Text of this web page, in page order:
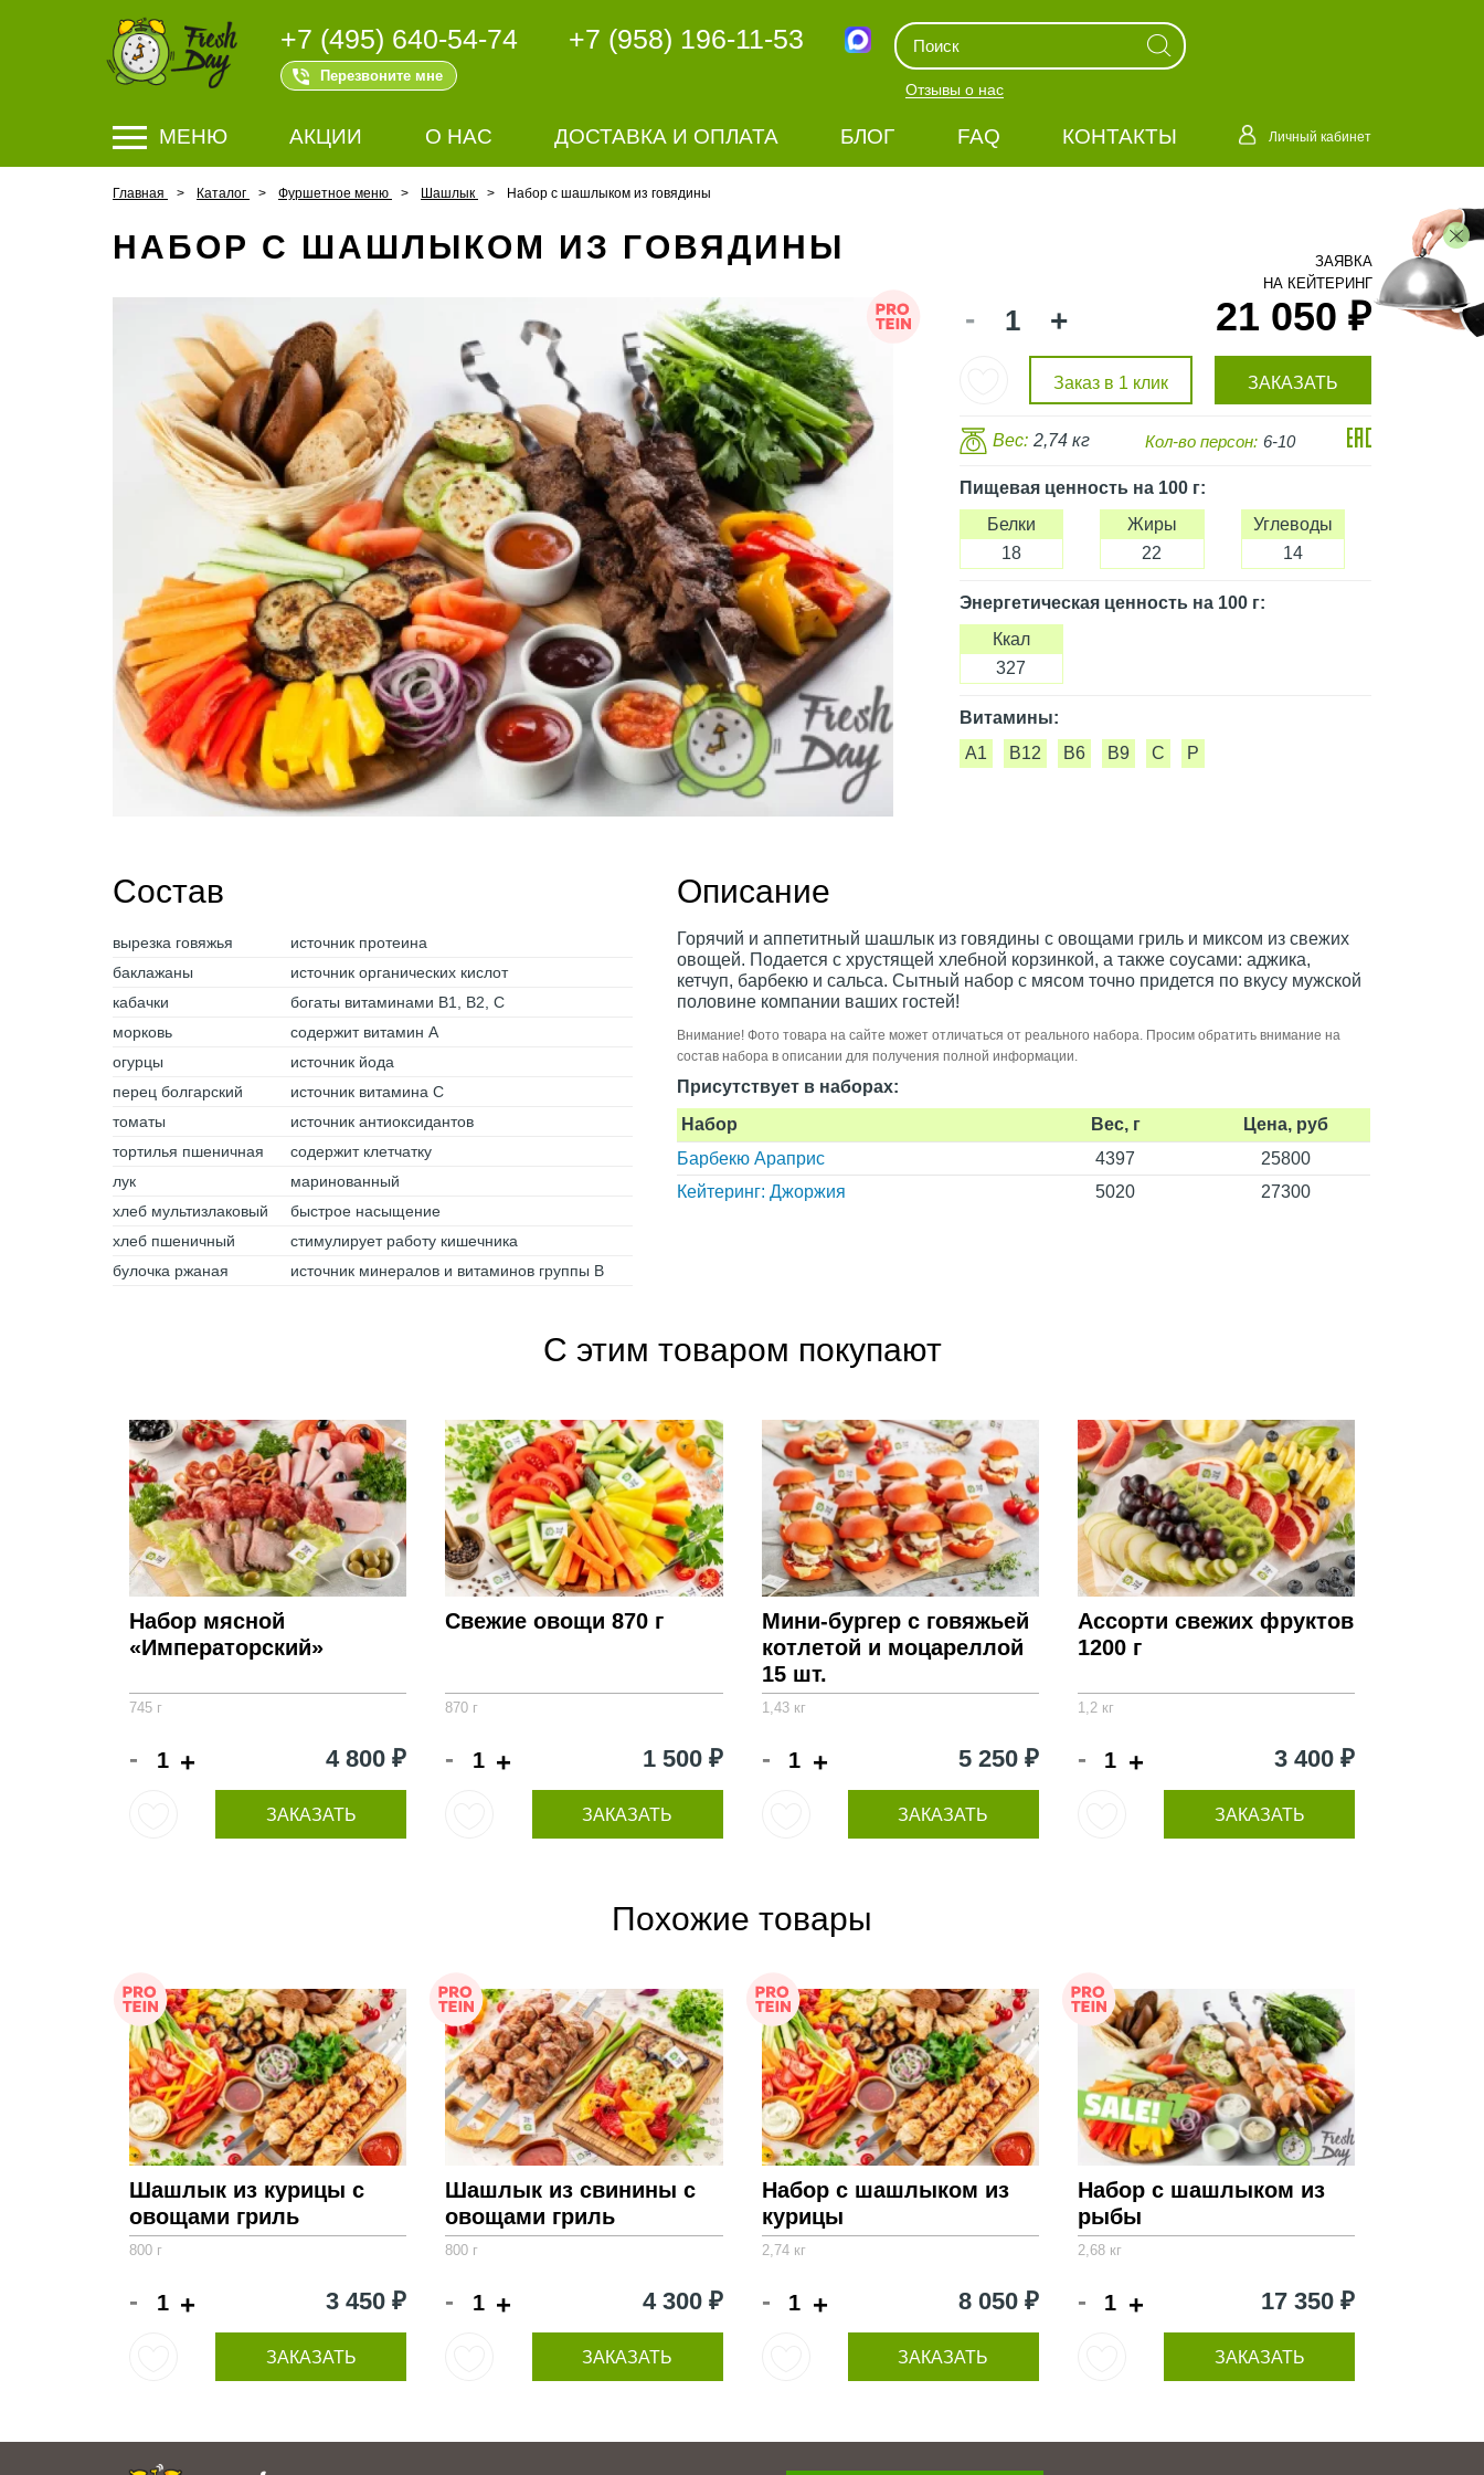
+7 (495) 640-54-74
Перезвоните мне
+7 (958) 196-11-53
Отзывы о нас
МЕНЮ АКЦИИ О НАС ДОСТАВКА И ОПЛАТА БЛОГ FAQ КОНТАКТЫ Личный кабинет
Главная Каталог Фуршетное меню Шашлык Набор с шашлыком из говядины
НАБОР С ШАШЛЫКОМ ИЗ ГОВЯДИНЫ
- + 21 050 ₽
Заказ в 1 клик ЗАКАЗАТЬ
Вес: 2,74 кг Кол-во персон: 6-10
Пищевая ценностьна 100 г:
Белки
18
Жиры
22
Углеводы
14
Энергетическая ценностьна 100 г:
Ккал
327
Витамины:
A1
B12 B6 B9 C P
Состав
вырезка говяжья
источник протеина
баклажаны
источник органических кислот
кабачки
богаты витаминами В1, В2, С
морковь
содержит витамин А
огурцы
источник йода
перец болгарский
источник витамина С
томаты
источник антиоксидантов
тортилья пшеничная
содержит клетчатку
лук
маринованный
хлеб мультизлаковый
быстрое насыщение
хлеб пшеничный
стимулирует работу кишечника
булочка ржаная
источник минералов и витаминов группы B
Описание
Горячий и аппетитный шашлык из говядины с овощами гриль и миксом из свежих
овощей. Подается с хрустящей хлебной корзинкой, а также соусами: аджика,
кетчуп, барбекю и сальса. Сытный набор с мясом точно придется по вкусу мужской
половине компании ваших гостей!
Внимание! Фото товара на сайте может отличаться от реального набора. Просим обратить внимание на
состав набора в описании для получения полной информации.
Присутствует в наборах:
Набор
Вес, г
Цена, руб
Барбекю Араприс
4397
25800
Кейтеринг: Джоржия
5020 27300
С этим товаром покупают
Набор мясной
«Императорский»
745 г
- + 4 800 ₽
ЗАКАЗАТЬ
Свежие овощи 870 г
870 г
- + 1 500 ₽
ЗАКАЗАТЬ
Мини-бургер с говяжьей
котлетой и моцареллой
15 шт.
1,43 кг
- + 5 250 ₽
ЗАКАЗАТЬ
Ассорти свежих фруктов
1200 г
1,2 кг
- + 3 400 ₽
ЗАКАЗАТЬ
Похожие товары
Шашлык из курицы с
овощами гриль
800 г
- + 3 450 ₽
ЗАКАЗАТЬ
Шашлык из свинины с
овощами гриль
800 г
- + 4 300 ₽
ЗАКАЗАТЬ
Набор с шашлыком из
курицы
2,74 кг
- + 8 050 ₽
ЗАКАЗАТЬ
Набор с шашлыком из
рыбы
2,68 кг
- + 17 350 ₽
ЗАКАЗАТЬ
ЗАЯВКА
НА КЕЙТЕРИНГ